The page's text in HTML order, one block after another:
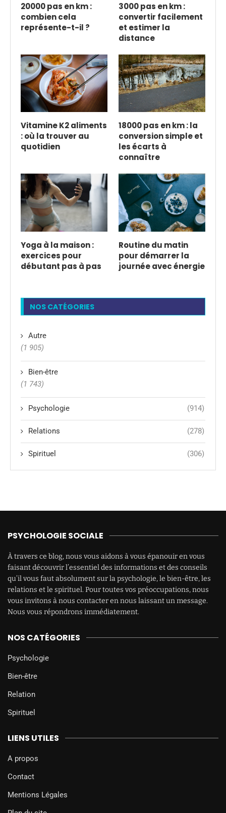
20000 pas en km :
combien cela
représente-t-il ?
3000 pas en km :
convertir facilement
et estimer la
distance
Vitamine K2 aliments
: où la trouver au
quotidien
18000 pas en km : la
conversion simple et
les écarts à
connaître
Yoga à la maison :
exercices pour
débutant pas à pas
Routine du matin
pour démarrer la
journée avec énergie
NOS CATÉGORIES
Autre
(1 905)
Bien-être
(1 743)
Psychologie (914)
Relations (278)
Spirituel (306)
PSYCHOLOGIE SOCIALE
À travers ce blog, nous vous aidons à vous épanouir en vous
faisant découvrir l’essentiel des informations et des conseils
qu’il vous faut absolument sur la psychologie, le bien-être, les
relations et le spirituel. Pour toutes vos préoccupations, nous
vous invitons à nous contacter en nous laissant un message.
Nous vous répondrons immédiatement.
NOS CATÉGORIES
Psychologie
Bien-être
Relation
Spirituel
LIENS UTILES
A propos
Contact
Mentions Légales